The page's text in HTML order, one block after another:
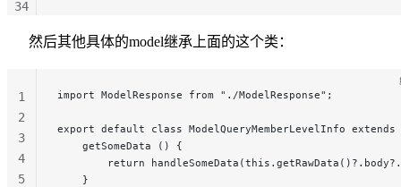
34
然后其他具体的model继承上面的这个类：
import ModelResponse from "./ModelResponse";
export default class ModelQueryMemberLevelInfo extends
    getSomeData () {
return
    }
1
2
3
4
5